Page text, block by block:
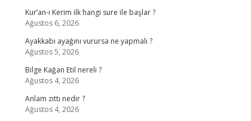
Kur’an-ı Kerim ilk hangi sure ile başlar ?
Ağustos 6, 2026
Ayakkabı ayağını vurursa ne yapmalı ?
Ağustos 5, 2026
Bilge Kağan Etil nereli ?
Ağustos 4, 2026
Anlam zıttı nedir ?
Ağustos 4, 2026